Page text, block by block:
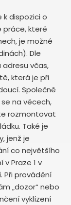
k dispozici o
práce, které
je možné
Dle
včas,
která je při
Společně
na věcech,
rozmontovat
Také je
jenž je
co největšího
v Praze 1 v
Při provádění
„dozor“ nebo
vyklízení